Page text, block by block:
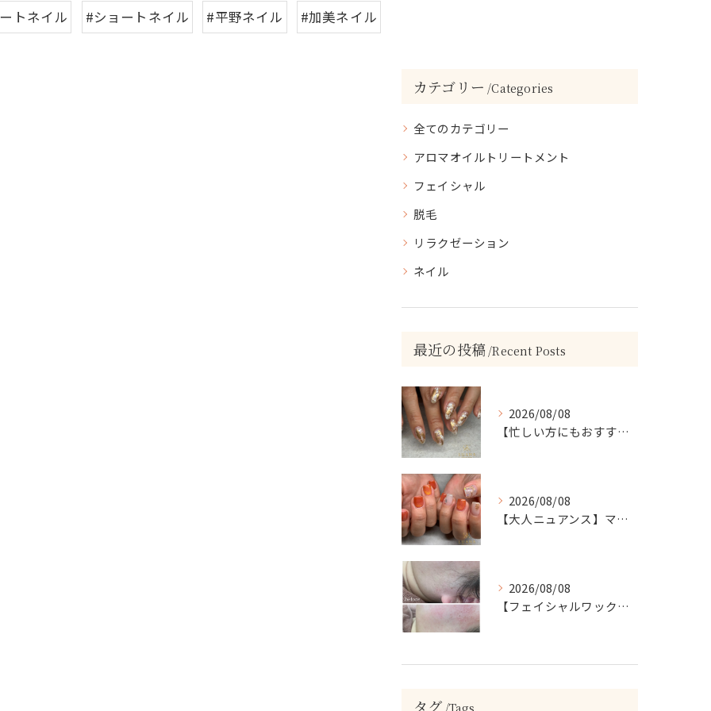
トネイル #ショートネイル #平野ネイル #加美ネイル
カテゴリー Categories
全てのカテゴリー
アロマオイルトリートメント
フェイシャル
脱毛
リラクゼーション
ネイル
最近の投稿 Recent Posts
2026/08/08
【忙しい方にもおすすめ】ゴールド＆ホワイトの大人ニュアンスホイルネイル
2026/08/08
【大人ニュアンス】マグネット×ぷっくりミラーのニュアンスデザイン
2026/08/08
【フェイシャルワックスで、毛質にも変化が…🤍】
タグ Tags